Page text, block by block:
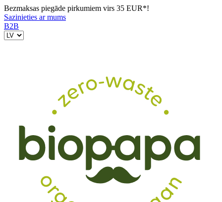
Bezmaksas piegāde pirkumiem virs 35 EUR*!
Sazinieties ar mums
B2B